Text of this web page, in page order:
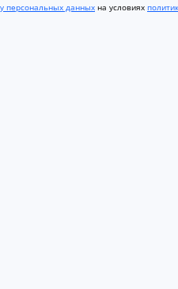
персональных данных на условиях